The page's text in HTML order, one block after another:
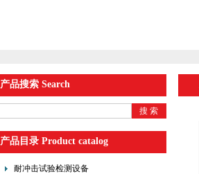
产品搜索 Search
产品目录 Product catalog
耐冲击试验检测设备